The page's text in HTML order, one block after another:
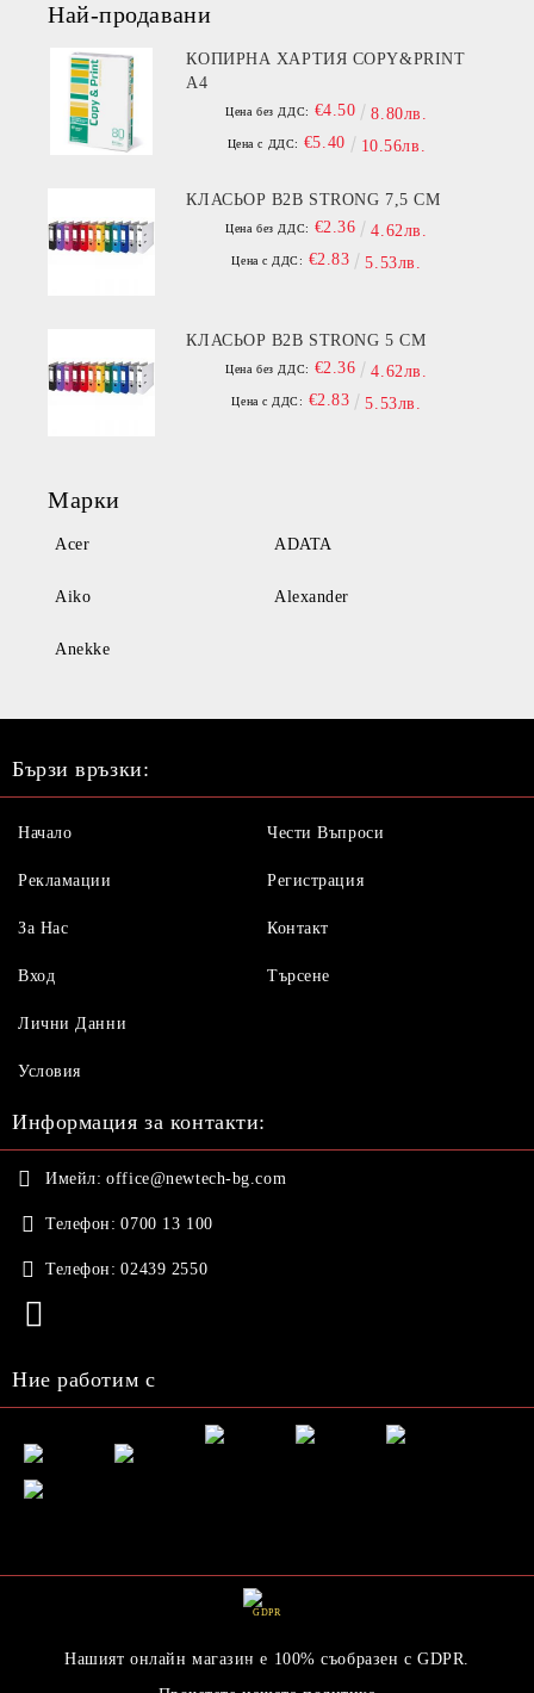
Най-продавани
КОПИРНА ХАРТИЯ COPY&PRINT
A4
Цена без ДДС: €4.50 8.80лв.
Цена с ДДС: €5.40 10.56лв.
КЛАСЬОР B2B STRONG 7,5 СМ
Цена без ДДС: €2.36 4.62лв.
Цена с ДДС: €2.83 5.53лв.
КЛАСЬОР B2B STRONG 5 СМ
Цена без ДДС: €2.36 4.62лв.
Цена с ДДС: €2.83 5.53лв.
Марки
Acer ADATA
Aiko Alexander
Anekke
Бързи връзки:
Начало
Рекламации
За Нас
Вход
Чести Въпроси
Регистрация
Контакт
Търсене
Лични Данни
Условия
Информация за контакти:
Имейл: office@newtech-bg.com
Телефон: 0700 13 100
Телефон: 02439 2550
Ние работим с
GDPR
Нашият онлайн магазин е 100% съобразен с GDPR.